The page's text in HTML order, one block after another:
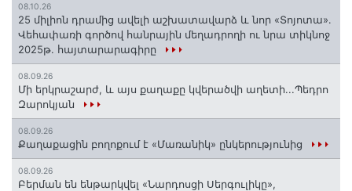
08.10.26
25 միլիոն դրամից ավելի աշխատավարձ և նոր «Տոյոտա»․
Վեհափառի գործով հանրային մեղադրողի ու նրա տիկնոջ
2025թ. հայտարարագիրը
08.09.26
Մի երկրաշարժ, և այս քաղաքը կվերածվի աղետի...Պեդրո
Զարոկյան
08.09.26
Քաղաքացին բողոքում է «Մառանիկ» ընկերությունից
08.09.26
Բերման են ենթարկվել «Նարդոսցի Սերգուլիկը»,